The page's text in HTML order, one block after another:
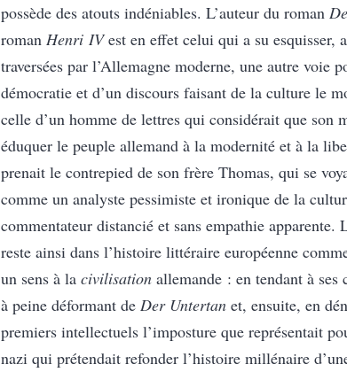
possède des atouts indéniables. L’auteur du roman
roman Henri IVest en effet celui qui a su esquisser,
traversées par l’Allemagne moderne, une autre voie
démocratie et d’un discours faisant de la culture le
celle d’un homme de lettres qui considérait que son
éduquer le peuple allemand à la modernité et à la
prenait le contrepied de son frère Thomas, qui se
comme un analyste pessimiste et ironique de la
commentateur distancié et sans empathie apparente.
reste ainsi dans l’histoire littéraire européenne
un sens à la civilisation allemande : en tendant à
à peine déformant de Der Untertan et, ensuite, en
premiers intellectuels l’imposture que représentait
nazi qui prétendait refonder l’histoire millénaire